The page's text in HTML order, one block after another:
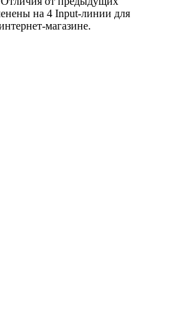
на 4 Input-линии для
магазине.